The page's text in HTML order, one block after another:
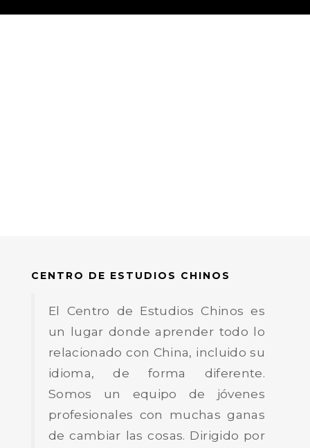
CENTRO DE ESTUDIOS CHINOS
El Centro de Estudios Chinos es
un lugar donde aprender todo lo
relacionado con China, incluido su
idioma, de forma diferente.
Somos un equipo de jóvenes
profesionales con muchas ganas
de cambiar las cosas. Dirigido por